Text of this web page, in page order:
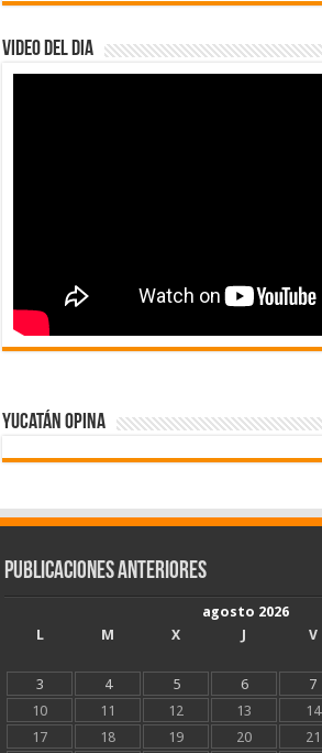
Video del dia
Yucatán Opina
Publicaciones Anteriores
agosto 2026
L
M X J V
3
4 5 6 7
10
11 12 13 14
17
18 19 20 21